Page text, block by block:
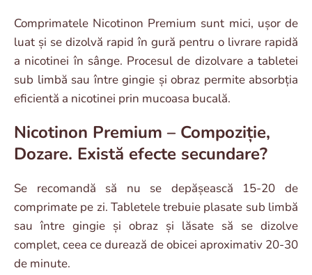
Comprimatele Nicotinon Premium sunt mici, ușor de
luat și se dizolvă rapid în gură pentru o livrare rapidă
a nicotinei în sânge. Procesul de dizolvare a tabletei
sub limbă sau între gingie și obraz permite absorbția
eficientă a nicotinei prin mucoasa bucală.
Nicotinon Premium – Compoziție,
Dozare. Există efecte secundare?
Se recomandă să nu se depășească 15-20 de
comprimate pe zi. Tabletele trebuie plasate sub limbă
sau între gingie și obraz și lăsate să se dizolve
complet, ceea ce durează de obicei aproximativ 20-30
de minute.